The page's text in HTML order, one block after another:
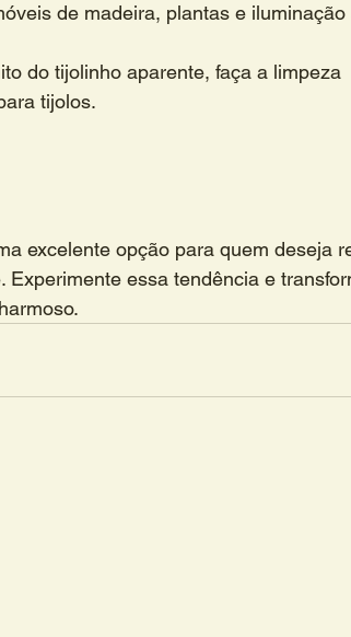
de madeira, plantas e iluminação
do tijolinho aparente, faça a limpeza
tijolos.
excelente opção para quem deseja
essa tendência e